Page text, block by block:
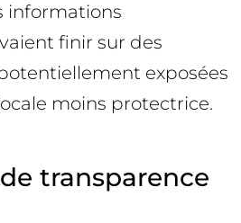
informations
finir sur des
exposées
moins protectrice.
transparence